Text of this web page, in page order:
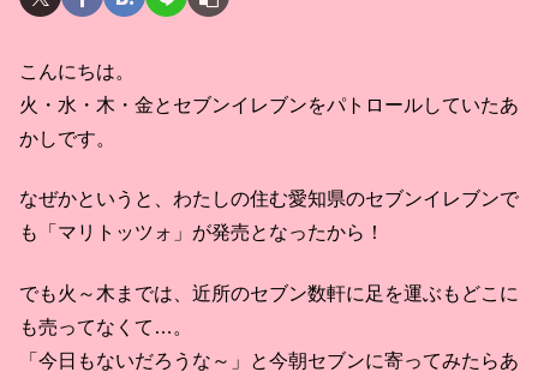
こんにちは。
火・水・木・金とセブンイレブンをパトロールしていたあ
かしです。
なぜかというと、わたしの住む愛知県のセブンイレブンで
も「マリトッツォ」が発売となったから！
でも火～木までは、近所のセブン数軒に足を運ぶもどこに
も売ってなくて…。
「今日もないだろうな～」と今朝セブンに寄ってみたらあ